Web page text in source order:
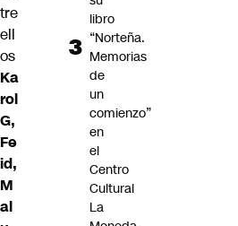
tre
ell
os
Ka
rol
G,
Fe
id,
M
al
libro
“Norteña.
Memorias
de
un
comienzo”
en
el
Centro
Cultural
La